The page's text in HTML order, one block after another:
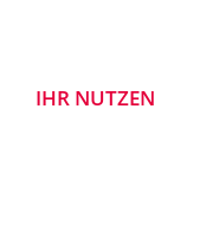
IHR NUTZEN